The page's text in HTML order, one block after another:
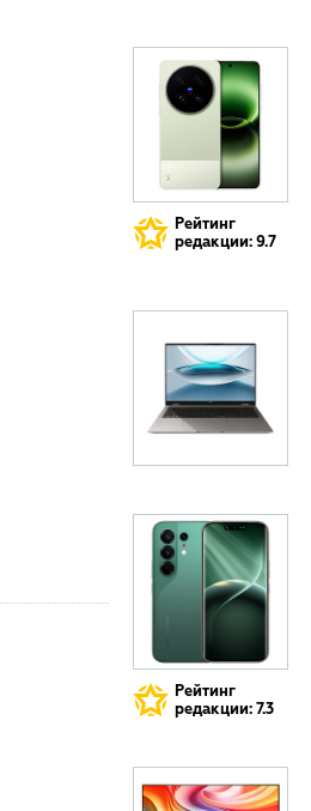
Рейтинг
редакции: 9.7
Рейтинг
редакции: 7.3